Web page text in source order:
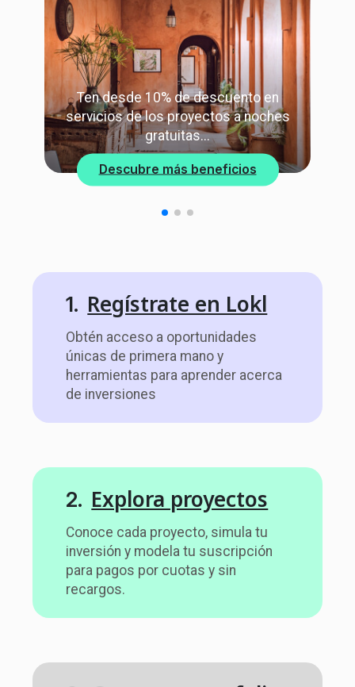
Ten desde 10% de descuento en
servicios de los proyectos a noches
gratuitas...
Descubre más beneficios
1. Regístrate en Lokl
Obtén acceso a oportunidades
únicas de primera mano y
herramientas para aprender acerca
de inversiones
2. Explora proyectos
Conoce cada proyecto, simula tu
inversión y modela tu suscripción
para pagos por cuotas y sin
recargos.